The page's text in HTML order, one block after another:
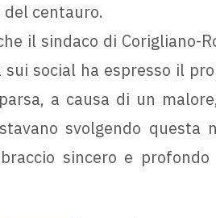
centauro.
il sindaco di Corigliano-
social ha espresso il
a causa di un
svolgendo questa
sincero e